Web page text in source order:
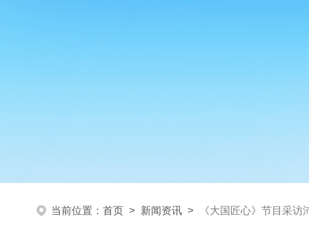
当前位置： 首页 > 新闻资讯 > 《大国匠心》节目采